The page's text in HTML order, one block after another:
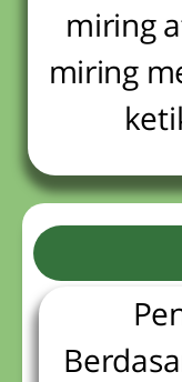
miring
miring